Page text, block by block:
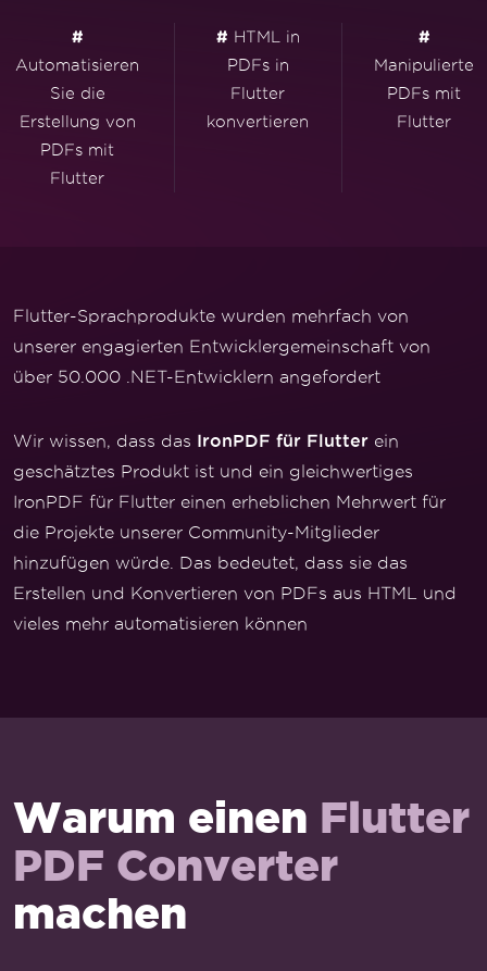
#
Automatisieren
Sie die
Erstellung von
PDFs mit
Flutter
# HTML in
PDFs in
Flutter
konvertieren
#
Manipulierte
PDFs mit
Flutter
Flutter-Sprachprodukte wurden mehrfach von
unserer engagierten Entwicklergemeinschaft von
über 50.000 .NET-Entwicklern angefordert
Wir wissen, dass das IronPDF für Flutter ein
geschätztes Produkt ist und ein gleichwertiges
IronPDF für Flutter einen erheblichen Mehrwert für
die Projekte unserer Community-Mitglieder
hinzufügen würde. Das bedeutet, dass sie das
Erstellen und Konvertieren von PDFs aus HTML und
vieles mehr automatisieren können
Warum einen Flutter
PDF Converter
machen